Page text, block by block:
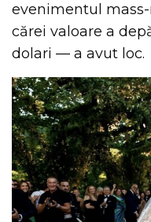
evenimentul
cărei valoare a
dolari — a avut loc.